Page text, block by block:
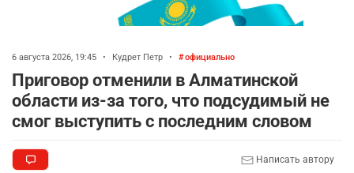
6 августа 2026, 19:45 • Кудрет Петр • официально
Приговор отменили в Алматинской
области из-за того, что подсудимый не
смог выступить с последним словом
Написать автору